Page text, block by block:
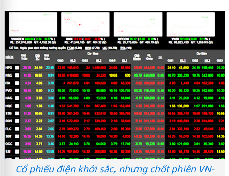
Cổ phiếu điện khởi sắc, nhưng chốt phiên VN-